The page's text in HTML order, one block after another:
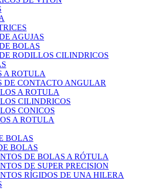
AGUJAS
BOLAS
RODILLOS CILINDRICOS
A ROTULA
DE CONTACTO ANGULAR
A ROTULA
CILINDRICOS
CONICOS
A ROTULA
BOLAS
BOLAS
DE BOLAS A RÓTULA
DE SUPER PRECISION
RÍGIDOS DE UNA HILERA